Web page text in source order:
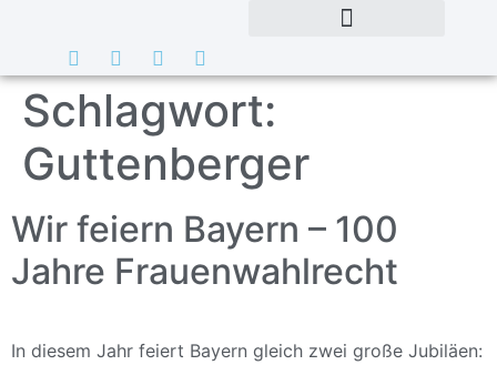
Schlagwort:
Guttenberger
Wir feiern Bayern – 100
Jahre Frauenwahlrecht
In diesem Jahr feiert Bayern gleich zwei große Jubiläen: